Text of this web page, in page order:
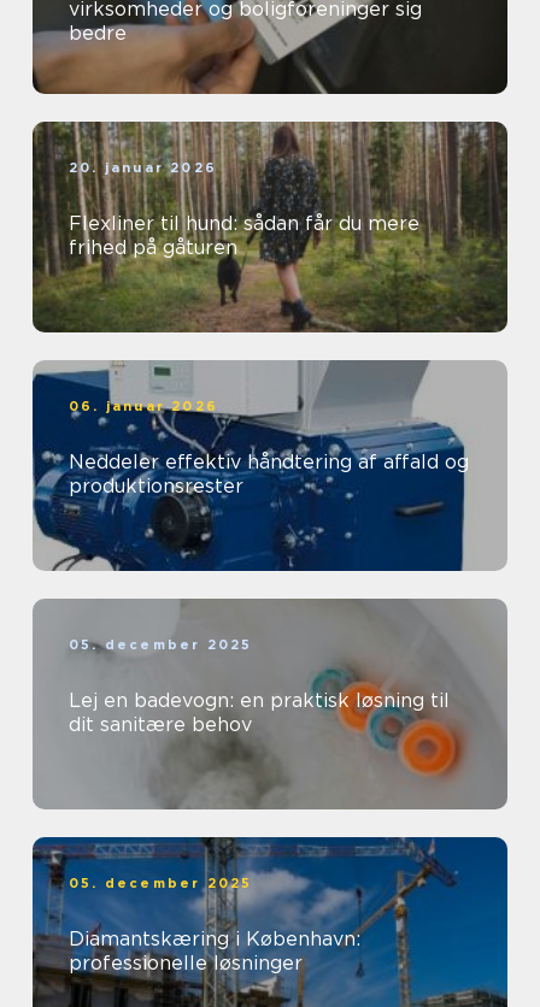
virksomheder og boligforeninger sig
bedre
20. januar 2026
Flexliner til hund: sådan får du mere
frihed på gåturen
06. januar 2026
Neddeler effektiv håndtering af affald og
produktionsrester
05. december 2025
Lej en badevogn: en praktisk løsning til
dit sanitære behov
05. december 2025
Diamantskæring i København:
professionelle løsninger